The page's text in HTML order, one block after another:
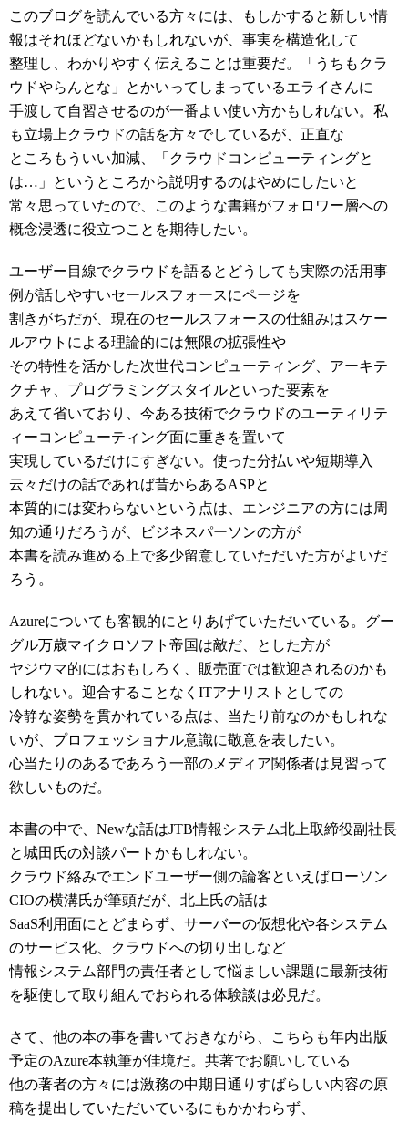
このブログを読んでいる方々には、もしかすると新しい情
報はそれほどないかもしれないが、事実を構造化して
整理し、わかりやすく伝えることは重要だ。「うちもクラ
ウドやらんとな」とかいってしまっているエライさんに
手渡して自習させるのが一番よい使い方かもしれない。私
も立場上クラウドの話を方々でしているが、正直な
ところもういい加減、「クラウドコンピューティングと
は…」というところから説明するのはやめにしたいと
常々思っていたので、このような書籍がフォロワー層への
概念浸透に役立つことを期待したい。
ユーザー目線でクラウドを語るとどうしても実際の活用事
例が話しやすいセールスフォースにページを
割きがちだが、現在のセールスフォースの仕組みはスケー
ルアウトによる理論的には無限の拡張性や
その特性を活かした次世代コンピューティング、アーキテ
クチャ、プログラミングスタイルといった要素を
あえて省いており、今ある技術でクラウドのユーティリテ
ィーコンピューティング面に重きを置いて
実現しているだけにすぎない。使った分払いや短期導入
云々だけの話であれば昔からあるASPと
本質的には変わらないという点は、エンジニアの方には周
知の通りだろうが、ビジネスパーソンの方が
本書を読み進める上で多少留意していただいた方がよいだ
ろう。
Azureについても客観的にとりあげていただいている。グー
グル万歳マイクロソフト帝国は敵だ、とした方が
ヤジウマ的にはおもしろく、販売面では歓迎されるのかも
しれない。迎合することなくITアナリストとしての
冷静な姿勢を貫かれている点は、当たり前なのかもしれな
いが、プロフェッショナル意識に敬意を表したい。
心当たりのあるであろう一部のメディア関係者は見習って
欲しいものだ。
本書の中で、Newな話はJTB情報システム北上取締役副社長
と城田氏の対談パートかもしれない。
クラウド絡みでエンドユーザー側の論客といえばローソン
CIOの横溝氏が筆頭だが、北上氏の話は
SaaS利用面にとどまらず、サーバーの仮想化や各システム
のサービス化、クラウドへの切り出しなど
情報システム部門の責任者として悩ましい課題に最新技術
を駆使して取り組んでおられる体験談は必見だ。
さて、他の本の事を書いておきながら、こちらも年内出版
予定のAzure本執筆が佳境だ。共著でお願いしている
他の著者の方々には激務の中期日通りすばらしい内容の原
稿を提出していただいているにもかかわらず、